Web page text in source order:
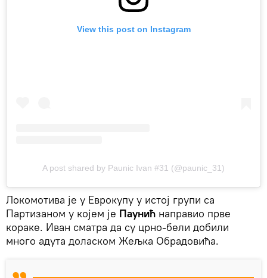
View this post on Instagram
A post shared by Paunic Ivan #31 (@paunic_31)
Локомотива је у Еврокупу у истој групи са
Партизаном у којем је Паунић направио прве
кораке. Иван сматра да су црно-бели добили
много адута доласком Жељка Обрадовића.